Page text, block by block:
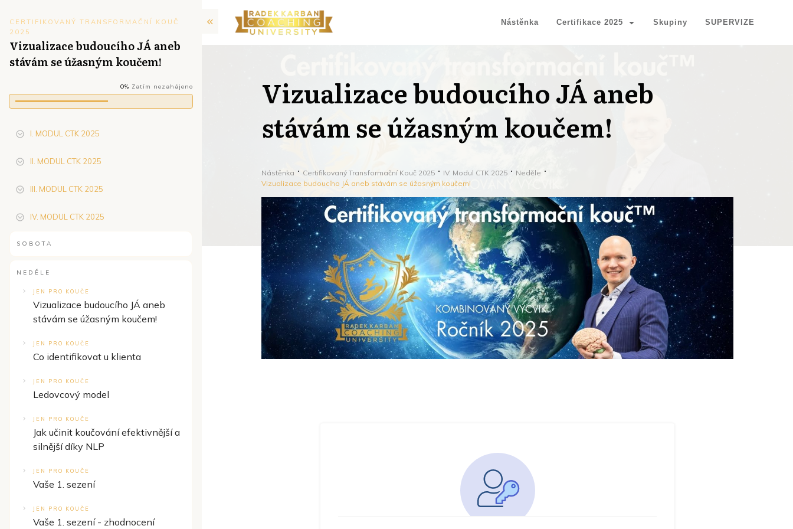
Nástěnka Certifikace 2025 Skupiny SUPERVIZE
Vizualizace budoucího JÁ aneb
stávám se úžasným koučem!
Nástěnka Certifikovaný Transformační Kouč 2025 IV. Modul CTK 2025
Neděle
Vizualizace budoucího JÁ aneb stávám se úžasným koučem!
CERTIFIKOVANÝ TRANSFORMAČNÍ KOUČ
2025
Vizualizace budoucího JÁ aneb
stávám se úžasným koučem!
0% Zatím nezahájeno
I. MODUL CTK 2025
II. MODUL CTK 2025
III. MODUL CTK 2025
IV. MODUL CTK 2025
SOBOTA
NEDĚLE
JEN PRO KOUČE
Vizualizace budoucího JÁ aneb
stávám se úžasným koučem!
JEN PRO KOUČE
Co identifikovat u klienta
JEN PRO KOUČE
Ledovcový model
JEN PRO KOUČE
Jak učinit koučování efektivnější a
silnější díky NLP
JEN PRO KOUČE
Vaše 1. sezení
JEN PRO KOUČE
Vaše 1. sezení - zhodnocení